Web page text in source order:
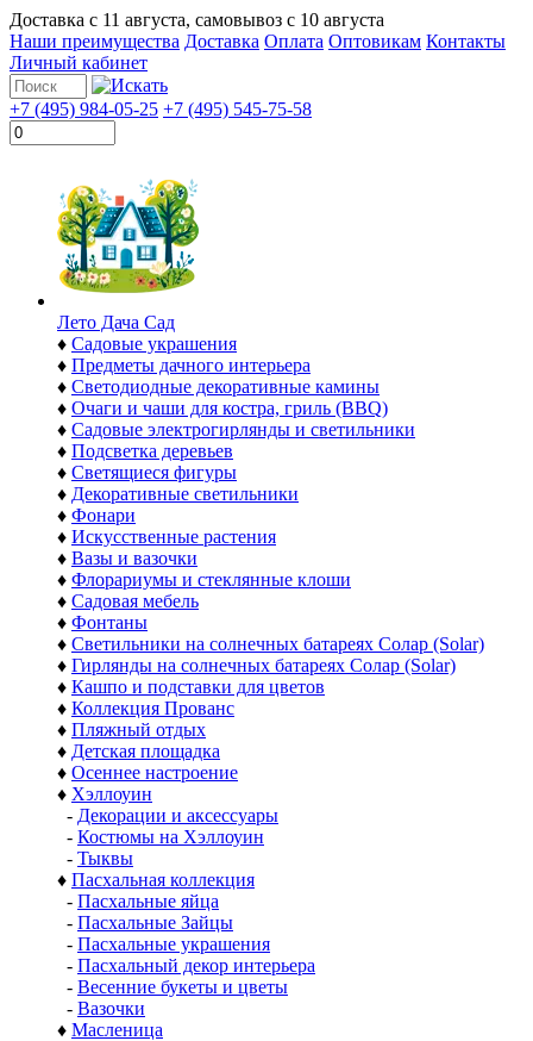
Доставка с 11 августа, самовывоз с 10 августа
Наши преимущества Доставка Оплата Оптовикам Контакты
Личный кабинет
+7 (495) 984-05-25 +7 (495) 545-75-58
Лето Дача Сад
♦ Садовые украшения
♦ Предметы дачного интерьера
♦ Светодиодные декоративные камины
♦ Очаги и чаши для костра, гриль (BBQ)
♦ Садовые электрогирлянды и светильники
♦ Подсветка деревьев
♦ Светящиеся фигуры
♦ Декоративные светильники
♦ Фонари
♦ Искусственные растения
♦ Вазы и вазочки
♦ Флорариумы и стеклянные клоши
♦ Садовая мебель
♦ Фонтаны
♦ Светильники на солнечных батареях Солар (Solar)
♦ Гирлянды на солнечных батареях Солар (Solar)
♦ Кашпо и подставки для цветов
♦ Коллекция Прованс
♦ Пляжный отдых
♦ Детская площадка
♦ Осеннее настроение
♦ Хэллоуин
- Декорации и аксессуары
- Костюмы на Хэллоуин
- Тыквы
♦ Пасхальная коллекция
- Пасхальные яйца
- Пасхальные Зайцы
- Пасхальные украшения
- Пасхальный декор интерьера
- Весенние букеты и цветы
- Вазочки
♦ Масленица